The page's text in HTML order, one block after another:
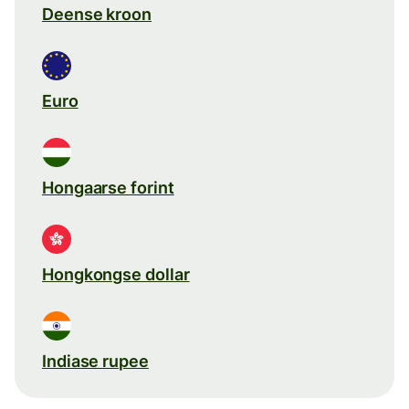
Deense kroon
Euro
Hongaarse forint
Hongkongse dollar
Indiase rupee